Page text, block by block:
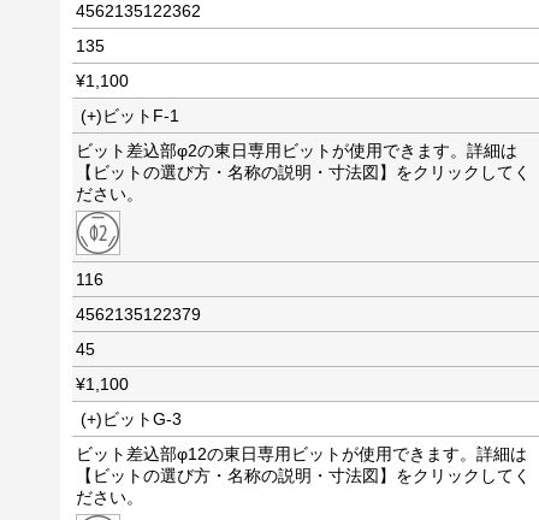
4562135122362
135
¥1,100
(+)ビットF-1
ビット差込部φ2の東日専用ビットが使用できます。詳細は
【ビットの選び方・名称の説明・寸法図】をクリックしてく
ださい。
116
4562135122379
45
¥1,100
(+)ビットG-3
ビット差込部φ12の東日専用ビットが使用できます。詳細は
【ビットの選び方・名称の説明・寸法図】をクリックしてく
ださい。